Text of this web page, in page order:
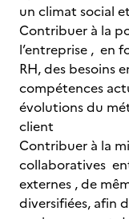
un climat social
Contribuer à la
l’entreprise , en
RH, des besoins
compétences
évolutions du
client
Contribuer à la
collaboratives
externes , de
diversifiées, afin